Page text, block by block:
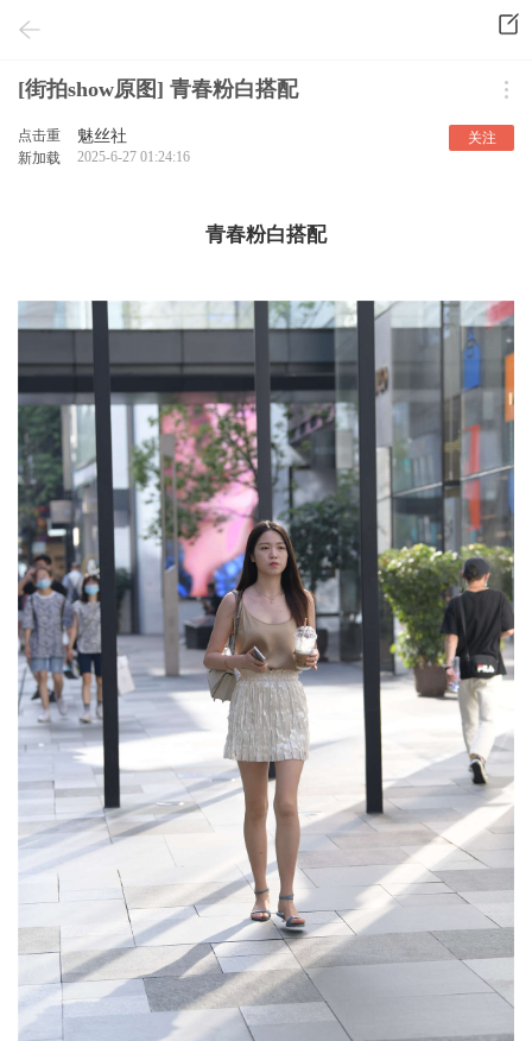
[街拍show原图] 青春粉白搭配
点击重
新加载
魅丝社
2025-6-27 01:24:16
关注
青春粉白搭配